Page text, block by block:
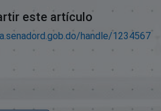
este artículo
handle/1234567